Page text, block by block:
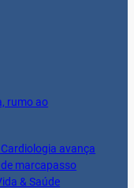
marcapasso
Vida & Saúde
e palavras:
livros na Academia